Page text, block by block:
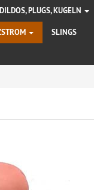
DILDOS, PLUGS, KUGELN
SLINGS